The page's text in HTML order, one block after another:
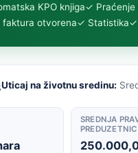
KPO knjiga✓ Praćenje
otvorena✓ Statistika✓
Uticaj na životnu sredinu:
SREDNJA